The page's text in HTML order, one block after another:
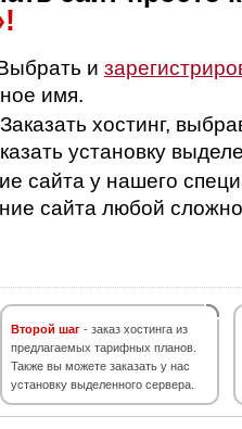
и
имя.
Заказать хостинг,
установку
сайта у нашего
сайта любой
Второй шаг - заказ хостинга из
предлагаемых тарифных планов.
Также вы можете заказать у нас
установку выделенного сервера.